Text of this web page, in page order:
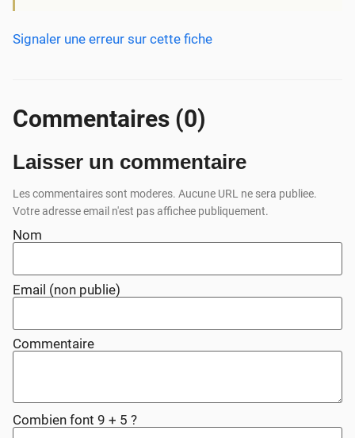
Signaler une erreur sur cette fiche
Commentaires (0)
Laisser un commentaire
Les commentaires sont moderes. Aucune URL ne sera publiee.
Votre adresse email n'est pas affichee publiquement.
Nom
Email (non publie)
Commentaire
Combien font 9 + 5 ?